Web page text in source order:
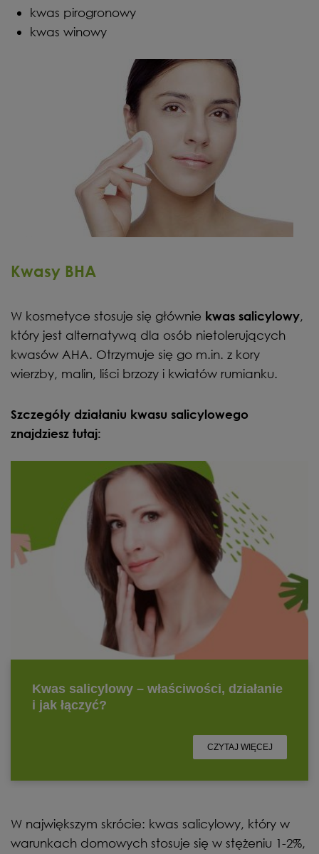
kwas pirogronowy
kwas winowy
Kwasy BHA
W kosmetyce stosuje się głównie kwas salicylowy,
który jest alternatywą dla osób nietolerujących
kwasów AHA. Otrzymuje się go m.in. z kory
wierzby, malin, liści brzozy i kwiatów rumianku.
Szczegóły działaniu kwasu salicylowego
znajdziesz tutaj:
W największym skrócie: kwas salicylowy, który w
warunkach domowych stosuje się w stężeniu 1-2%,